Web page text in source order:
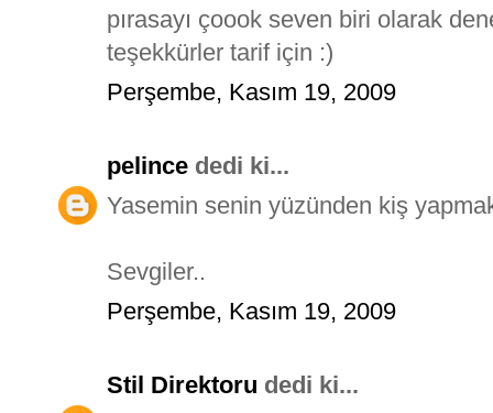
pırasayı çoook seven biri olarak
teşekkürler tarif için :)
Perşembe, Kasım 19, 2009
pelince dedi ki...
Yasemin senin yüzünden kiş
Sevgiler..
Perşembe, Kasım 19, 2009
Stil Direktoru dedi ki...